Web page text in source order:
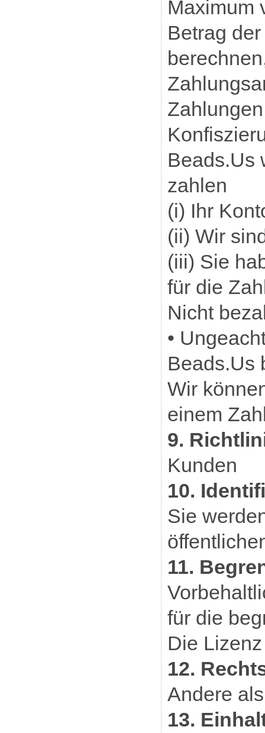
Maximum
Betrag
Beads.Us
zahlen
(i) Ihr
(ii) Wir
(iii) Sie
für die
Nicht
•
Beads.Us
Wir
einem
9.
Kunden
10.
Sie
11.
für die
Die Lizenz
12.
Andere
13.